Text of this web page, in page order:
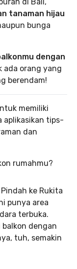
tanaman hijau
bunga
dengan
ada orang yang
berendam!
memiliki
aplikasikan tips-
dan
rumahmu?
ke Rukita
punya area
terbuka.
dengan
tuh, semakin